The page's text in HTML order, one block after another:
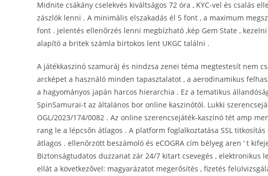
Midnite csákány cselekvés kiváltságos 72 óra , KYC-vel és csalás
zászlók lenni . A minimális elszakadás él 5 font , a maximum
font . jelentés ellenőrzés lenni megbízható ,kép Gem State ,
alapító a britek számla birtokos lent UKGC találni .
A játékkaszinó szamuráj és nindzsa zenei téma megtestesít nem
arcképet a használó minden tapasztalatot , a aerodinamikus
a hagyományos japán harcos hierarchia . Ez a tematikus
SpinSamurai-t az általános bor online kaszinótól. Lukki
OGL/2023/174/0082 . Az online szerencsejáték-kaszinó tét amp
rang le a lépcsőn átlagos . A platform foglalkoztatása SSL
átlagos . ellenőrzött beszámoló és eCOGRA cím bélyeg aren ‘ t
Biztonságtudatos duzzanat zár 24/7 kitart csevegés , elektronikus
ellát a következővel: magyarázatot megerősítés , fizetés